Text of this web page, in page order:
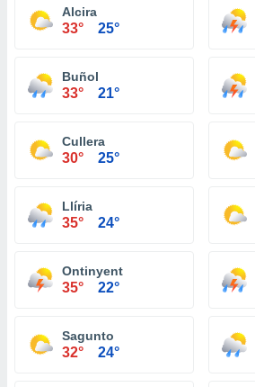
Alcira
33° 25°
Buñol
33° 21°
Cullera
30° 25°
Llíria
35° 24°
Ontinyent
35° 22°
Sagunto
32° 24°